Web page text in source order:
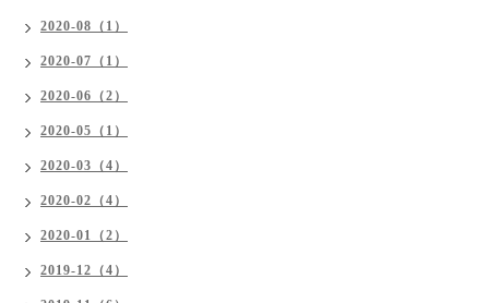
2020-08（1）
2020-07（1）
2020-06（2）
2020-05（1）
2020-03（4）
2020-02（4）
2020-01（2）
2019-12（4）